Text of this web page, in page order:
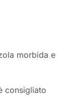
morbida e
consigliato